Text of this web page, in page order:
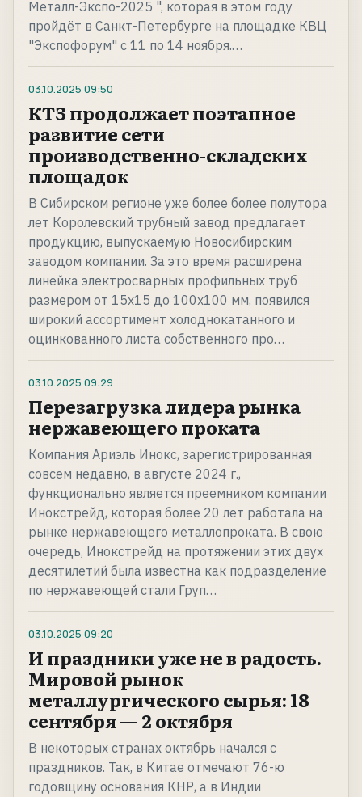
Металл-Экспо-2025 ", которая в этом году
пройдёт в Санкт-Петербурге на площадке КВЦ
"Экспофорум" с 11 по 14 ноября.…
03.10.2025 09:50
КТЗ продолжает поэтапное
развитие сети
производственно-складских
площадок
В Сибирском регионе уже более более полутора
лет Королевский трубный завод предлагает
продукцию, выпускаемую Новосибирским
заводом компании. За это время расширена
линейка электросварных профильных труб
размером от 15х15 до 100х100 мм, появился
широкий ассортимент холоднокатанного и
оцинкованного листа собственного про…
03.10.2025 09:29
Перезагрузка лидера рынка
нержавеющего проката
Компания Ариэль Инокс, зарегистрированная
совсем недавно, в августе 2024 г.,
функционально является преемником компании
Инокстрейд, которая более 20 лет работала на
рынке нержавеющего металлопроката. В свою
очередь, Инокстрейд на протяжении этих двух
десятилетий была известна как подразделение
по нержавеющей стали Груп…
03.10.2025 09:20
И праздники уже не в радость.
Мировой рынок
металлургического сырья: 18
сентября — 2 октября
В некоторых странах октябрь начался с
праздников. Так, в Китае отмечают 76-ю
годовщину основания КНР, а в Индии